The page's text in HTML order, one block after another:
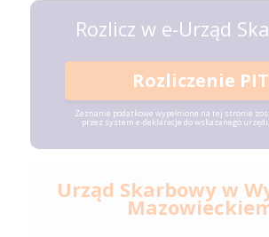
Rozlicz w e-Urząd
Rozliczenie PIT
Zeznanie podatkowe wypełnione na tej stronie
przez system e-deklaracje do wskazanego
Urząd Skarbowy w